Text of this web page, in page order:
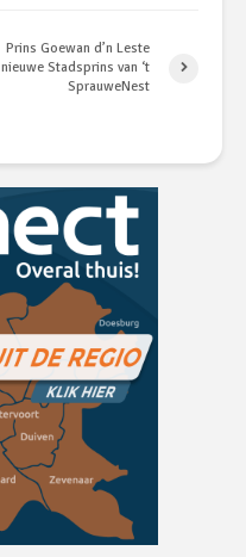
Prins Goewan d’n Leste
nieuwe Stadsprins van ‘t
SprauweNest